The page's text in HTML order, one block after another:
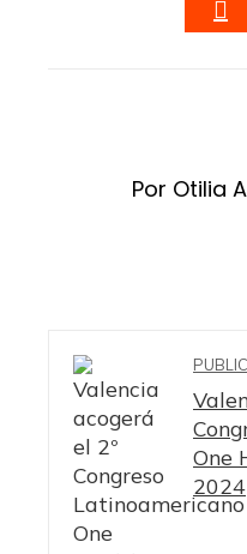
Por Otilia
One
2024